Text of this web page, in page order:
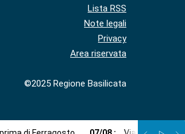
Lista RSS
Note legali
Privacy
Area riservata
©2025 Regione Basilicata